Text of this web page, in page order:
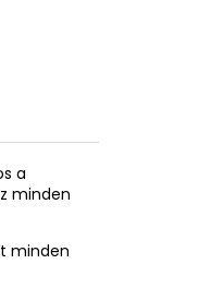
a
minden
minden